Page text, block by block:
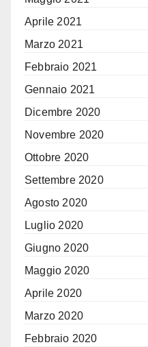
Aprile 2021
Marzo 2021
Febbraio 2021
Gennaio 2021
Dicembre 2020
Novembre 2020
Ottobre 2020
Settembre 2020
Agosto 2020
Luglio 2020
Giugno 2020
Maggio 2020
Aprile 2020
Marzo 2020
Febbraio 2020